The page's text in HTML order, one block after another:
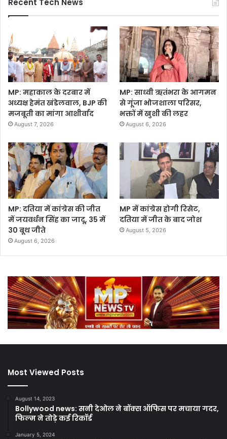
Recent Tech News
MP: महाकाल के दरबार में
अध्यक्ष हेमंत खंडेलवाल, BJP की
मजबूती का मांगा आशीर्वाद
August 7, 2026
MP: साध्वी ऋतंभरा के आगमन
से गूंजा भोजशाला परिसर,
भक्तों में खुशी की लहर
August 6, 2026
MP: दतिया में कांग्रेस की जीत
में जयवर्धन सिंह का जादू, 35 में
30 बूथ जीते
August 6, 2026
MP में कांग्रेस होगी रिसेट,
दतिया में जीत के बाद जोश
August 5, 2026
Most Viewed Posts
August 14, 2023
Bollywood news: सनी देओल ने बॉक्स ऑफिस पर मचाया गदर,
फिल्म ने तोड़े कई रिकॉर्ड
January 5, 2024